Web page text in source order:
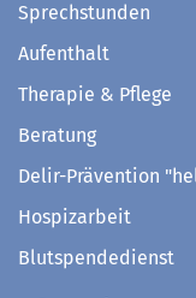
Sprechstunden
Aufenthalt
Therapie & Pflege
Beratung
Delir-Prävention
Hospizarbeit
Blutspendedienst